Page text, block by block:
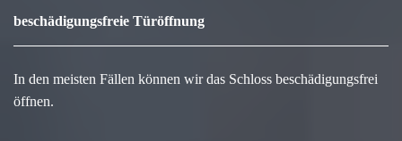
beschädigungsfreie Türöffnung
In den meisten Fällen können wir das Schloss beschädigungsfrei
öffnen.